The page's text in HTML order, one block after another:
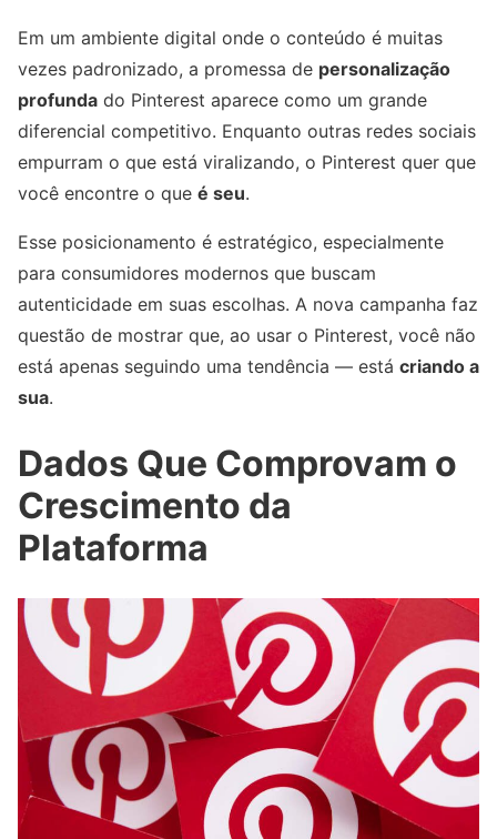
Em um ambiente digital onde o conteúdo é muitas
vezes padronizado, a promessa de personalização
profunda do Pinterest aparece como um grande
diferencial competitivo. Enquanto outras redes sociais
empurram o que está viralizando, o Pinterest quer que
você encontre o que é seu.
Esse posicionamento é estratégico, especialmente
para consumidores modernos que buscam
autenticidade em suas escolhas. A nova campanha faz
questão de mostrar que, ao usar o Pinterest, você não
está apenas seguindo uma tendência — está criando a
sua.
Dados Que Comprovam o
Crescimento da
Plataforma